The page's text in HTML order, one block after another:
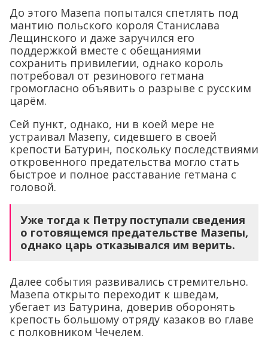
До этого Мазепа попытался спетлять под
мантию польского короля Станислава
Лещинского и даже заручился его
поддержкой вместе с обещаниями
сохранить привилегии, однако король
потребовал от резинового гетмана
громогласно объявить о разрыве с русским
царём.
Сей пункт, однако, ни в коей мере не
устраивал Мазепу, сидевшего в своей
крепости Батурин, поскольку последствиями
откровенного предательства могло стать
быстрое и полное расставание гетмана с
головой.
Уже тогда к Петру поступали сведения
о готовящемся предательстве Мазепы,
однако царь отказывался им верить.
Далее события развивались стремительно.
Мазепа открыто переходит к шведам,
убегает из Батурина, доверив оборонять
крепость большому отряду казаков во главе
с полковником Чечелем.